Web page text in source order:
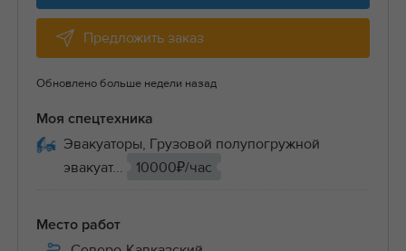
Предложить заказ
Обновлено больше недели назад
Моя спецтехника
Эвакуаторы, Грузовой полупогружной
эвакуат...
10000₽/час
Место работ